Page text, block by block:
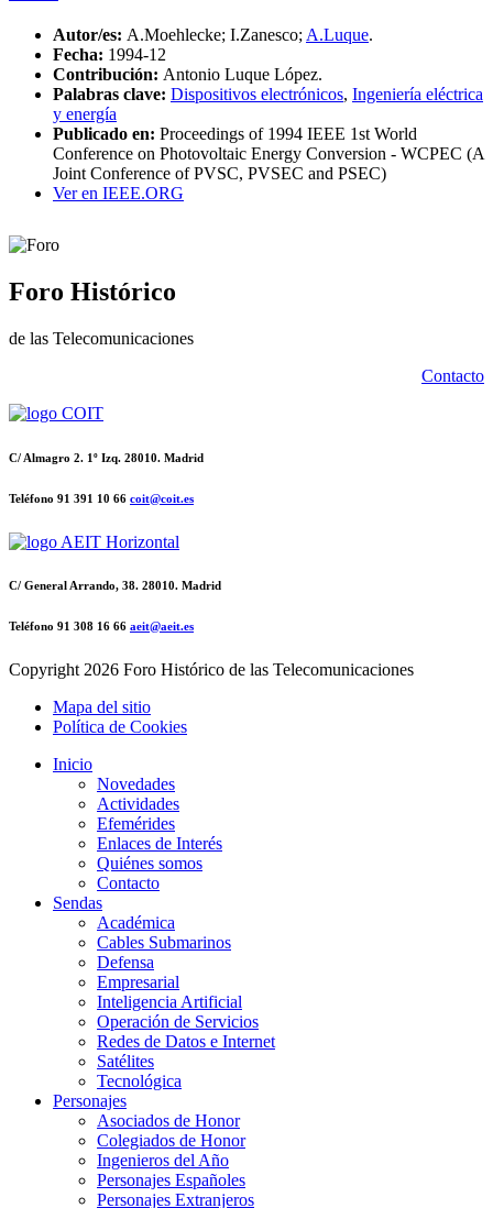
Autor/es: A.Moehlecke; I.Zanesco; A.Luque.
Fecha: 1994-12
Contribución: Antonio Luque López.
Palabras clave: Dispositivos electrónicos, Ingeniería eléctrica
y energía
Publicado en: Proceedings of 1994 IEEE 1st World
Conference on Photovoltaic Energy Conversion - WCPEC (A
Joint Conference of PVSC, PVSEC and PSEC)
Ver en IEEE.ORG
Foro Histórico
de las Telecomunicaciones
Contacto
C/ Almagro 2. 1º Izq. 28010. Madrid
Teléfono 91 391 10 66 coit@coit.es
C/ General Arrando, 38. 28010. Madrid
Teléfono 91 308 16 66 aeit@aeit.es
Copyright2026 Foro Histórico de las Telecomunicaciones
Mapa del sitio
Política de Cookies
Inicio
Novedades
Actividades
Efemérides
Enlaces de Interés
Quiénes somos
Contacto
Sendas
Académica
Cables Submarinos
Defensa
Empresarial
Inteligencia Artificial
Operación de Servicios
Redes de Datos e Internet
Satélites
Tecnológica
Personajes
Asociados de Honor
Colegiados de Honor
Ingenieros del Año
Personajes Españoles
Personajes Extranjeros